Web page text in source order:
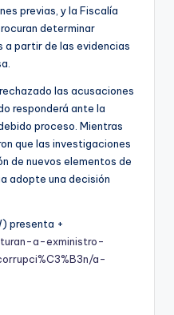
previas, y la Fiscalía
determinar
a partir de las evidencias
las acusaciones
responderá ante la
proceso. Mientras
que las investigaciones
de nuevos elementos de
adopte una decisión
presenta +
a-exministro-
a-